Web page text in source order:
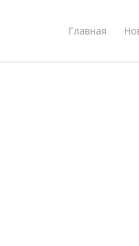
Главная